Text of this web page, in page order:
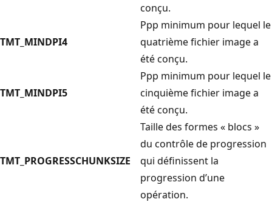
conçu.
TMT_MINDPI4
Ppp minimum pour lequel le
quatrième fichier image a
été conçu.
TMT_MINDPI5
Ppp minimum pour lequel le
cinquième fichier image a
été conçu.
TMT_PROGRESSCHUNKSIZE
Taille des formes « blocs »
du contrôle de progression
qui définissent la
progression d’une
opération.